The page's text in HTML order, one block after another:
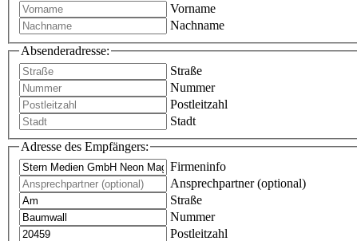
Vorname
Nachname
Absenderadresse:
Straße
Nummer
Postleitzahl
Stadt
Adresse des Empfängers:
Firmeninfo
Ansprechpartner (optional)
Straße
Nummer
Postleitzahl